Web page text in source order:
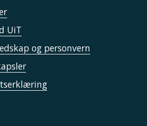
UiT
og personvern